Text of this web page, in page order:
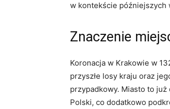
w kontekście późniejszych
Znaczenie
Koronacja w Krakowie ⁢w
⁣przyszłe​ losy kraju oraz
przypadkowy.⁢ Miasto to
Polski, co dodatkowo